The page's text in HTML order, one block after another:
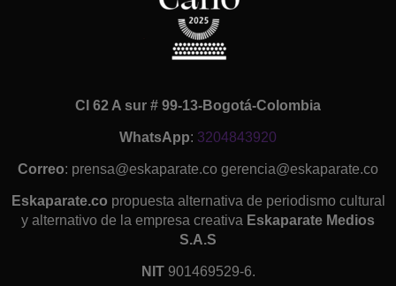
Cl 62 A sur # 99-13-Bogotá-Colombia
WhatsApp: 3204843920
Correo: prensa@eskaparate.co gerencia@eskaparate.co
Eskaparate.co propuesta alternativa de periodismo cultural
y alternativo de la empresa creativa Eskaparate Medios
S.A.S
NIT 901469529-6.